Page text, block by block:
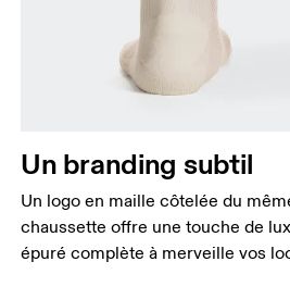
Un branding subtil
Un logo en maille côtelée du
chaussette offre une touche de
épuré complète à merveille vos